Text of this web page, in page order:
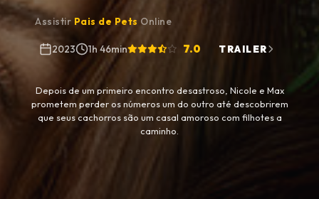
Assistir Pais de Pets Online
2023 1h 46min 7.0 TRAILER
Depois de um primeiro encontro desastroso, Nicole e Max
prometem perder os números um do outro até descobrirem
que seus cachorros são um casal amoroso com filhotes a
caminho.